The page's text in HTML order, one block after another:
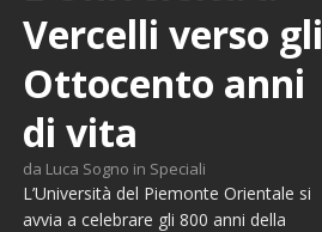
Vercelli verso gli
Ottocento anni
di vita
da Luca Sogno in Speciali
L’Università del Piemonte Orientale si
avvia a celebrare gli 800 anni della